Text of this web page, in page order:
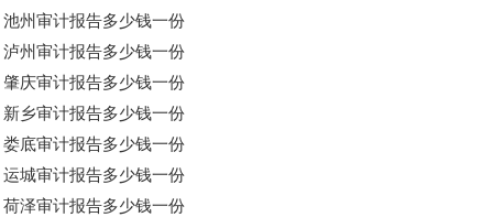
池州审计报告多少钱一份
泸州审计报告多少钱一份
肇庆审计报告多少钱一份
新乡审计报告多少钱一份
娄底审计报告多少钱一份
运城审计报告多少钱一份
荷泽审计报告多少钱一份